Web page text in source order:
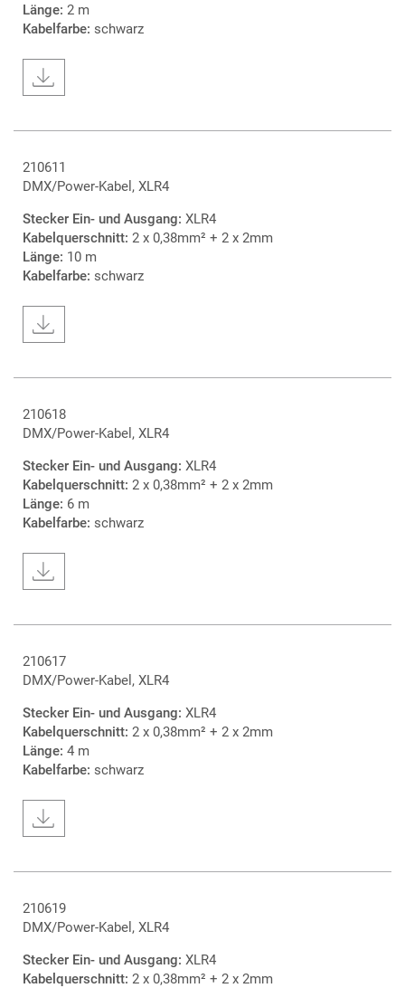
Länge: 2 m
Kabelfarbe: schwarz
210611
DMX/Power-Kabel, XLR4
Stecker Ein- und Ausgang: XLR4
Kabelquerschnitt: 2 x 0,38mm² + 2 x 2mm
Länge: 10 m
Kabelfarbe: schwarz
210618
DMX/Power-Kabel, XLR4
Stecker Ein- und Ausgang: XLR4
Kabelquerschnitt: 2 x 0,38mm² + 2 x 2mm
Länge: 6 m
Kabelfarbe: schwarz
210617
DMX/Power-Kabel, XLR4
Stecker Ein- und Ausgang: XLR4
Kabelquerschnitt: 2 x 0,38mm² + 2 x 2mm
Länge: 4 m
Kabelfarbe: schwarz
210619
DMX/Power-Kabel, XLR4
Stecker Ein- und Ausgang: XLR4
Kabelquerschnitt: 2 x 0,38mm² + 2 x 2mm